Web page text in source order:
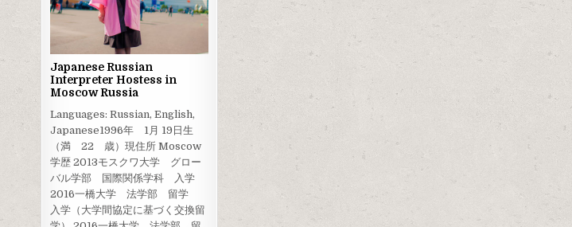
Japanese Russian
Interpreter Hostess in
Moscow Russia
Languages: Russian, English,
Japanese1996年 1月 19日生
（満 22 歳）現住所 Moscow
学歴 2013モスクワ大学 グロー
バル学部 国際関係学科 入学
2016一橋大学 法学部 留学
入学（大学間協定に基づく交換留